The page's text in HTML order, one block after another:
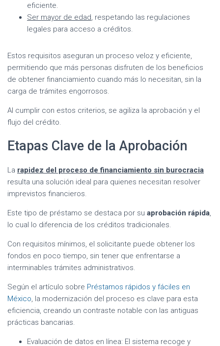
eficiente.
Ser mayor de edad, respetando las regulaciones
legales para acceso a créditos.
Estos requisitos aseguran un proceso veloz y eficiente,
permitiendo que más personas disfruten de los beneficios
de obtener financiamiento cuando más lo necesitan, sin la
carga de trámites engorrosos.
Al cumplir con estos criterios, se agiliza la aprobación y el
flujo del crédito.
Etapas Clave de la Aprobación
La rapidez del proceso de financiamiento sin burocracia
resulta una solución ideal para quienes necesitan resolver
imprevistos financieros.
Este tipo de préstamo se destaca por su aprobación rápida,
lo cual lo diferencia de los créditos tradicionales.
Con requisitos mínimos, el solicitante puede obtener los
fondos en poco tiempo, sin tener que enfrentarse a
interminables trámites administrativos.
Según el artículo sobre Préstamos rápidos y fáciles en
México, la modernización del proceso es clave para esta
eficiencia, creando un contraste notable con las antiguas
prácticas bancarias.
Evaluación de datos en línea: El sistema recoge y